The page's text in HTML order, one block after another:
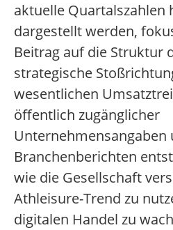
aktuelle Quartalszahlen
dargestellt werden,
Beitrag auf die Struktur
strategische
wesentlichen
öffentlich zugänglicher
Unternehmensangaben
Branchenberichten
wie die Gesellschaft
Athleisure-Trend zu
digitalen Handel zu